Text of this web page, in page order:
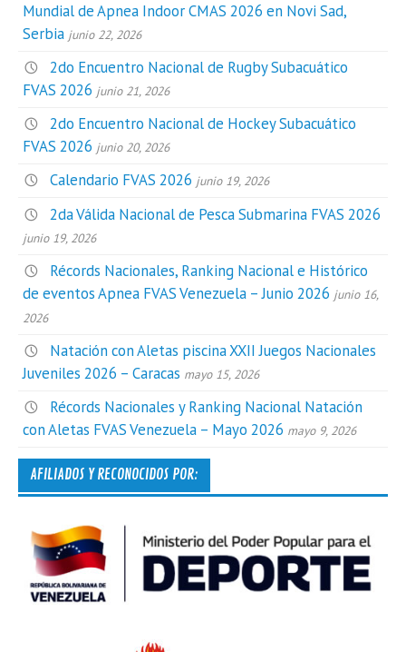
Mundial de Apnea Indoor CMAS 2026 en Novi Sad,
Serbia junio 22, 2026
2do Encuentro Nacional de Rugby Subacuático
FVAS 2026 junio 21, 2026
2do Encuentro Nacional de Hockey Subacuático
FVAS 2026 junio 20, 2026
Calendario FVAS 2026 junio 19, 2026
2da Válida Nacional de Pesca Submarina FVAS 2026
junio 19, 2026
Récords Nacionales, Ranking Nacional e Histórico
de eventos Apnea FVAS Venezuela – Junio 2026 junio 16,
2026
Natación con Aletas piscina XXII Juegos Nacionales
Juveniles 2026 – Caracas mayo 15, 2026
Récords Nacionales y Ranking Nacional Natación
con Aletas FVAS Venezuela – Mayo 2026 mayo 9, 2026
AFILIADOS Y RECONOCIDOS POR: